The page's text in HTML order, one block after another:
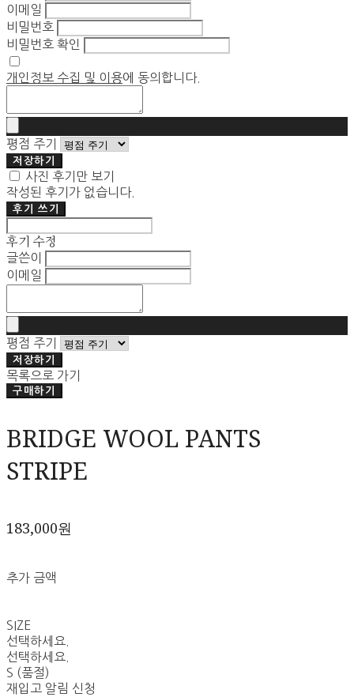
이메일
비밀번호
비밀번호 확인
개인정보 수집 및 이용에 동의합니다.
평점 주기
저장하기
사진 후기만 보기
작성된 후기가 없습니다.
후기 쓰기
후기 수정
글쓴이
이메일
평점 주기
저장하기
목록으로 가기
구매하기
BRIDGE WOOL PANTS
STRIPE
183,000원
추가 금액
SIZE
선택하세요.
선택하세요.
S (품절)
재입고 알림 신청